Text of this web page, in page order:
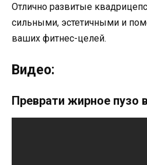
Отлично развитые
сильными, эстетичными и
ваших фитнес-целей.
Видео:
Преврати жирное пузо